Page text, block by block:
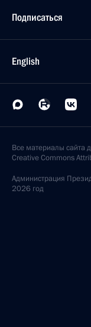
Подписаться
English
Все материалы сайта
Creative Commons
Администрация
2026 год